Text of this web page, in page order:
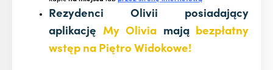
Rezydenci Olivii posiadający
aplikację My Olivia mają bezpłatny
wstęp na Piętro Widokowe!